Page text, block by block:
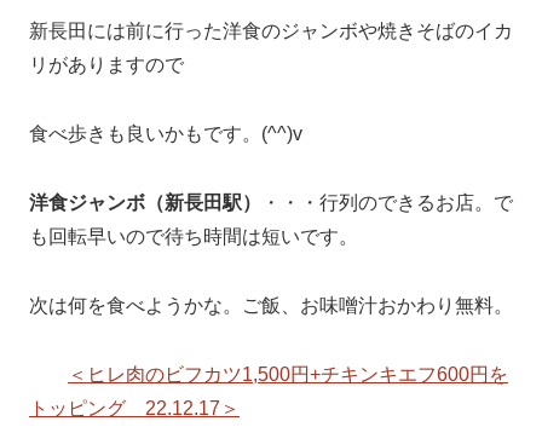
新長田には前に行った洋食のジャンボや焼きそばのイカ
リがありますので
食べ歩きも良いかもです。(^^)v
洋食ジャンボ（新長田駅）
・・・行列のできるお店。で
も回転早いので待ち時間は短いです。
次は何を食べようかな。ご飯、お味噌汁おかわり無料。
＜ヒレ肉のビフカツ1,500円+チキンキエフ600円を
トッピング 22.12.17＞